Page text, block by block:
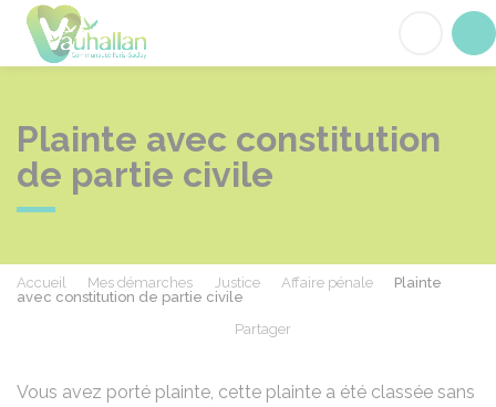
Plainte avec constitution
de partie civile
Accueil Mes démarches Justice Affaire pénale
Plainte
avec constitution de partie civile
Partager
Vous avez porté plainte, cette plainte a été classée sans